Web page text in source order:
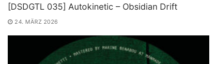
[DSDGTL 035] Autokinetic – Obsidian Drift
24. MÄRZ 2026